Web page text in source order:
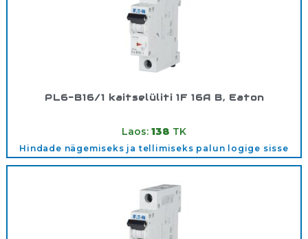
PL6-B16/1 kaitselüliti 1F 16A B, Eaton
Laos: 138 TK
Hindade nägemiseks ja tellimiseks palun logige sisse